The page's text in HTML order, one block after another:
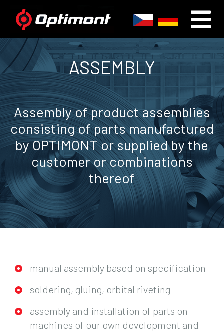
ASSEMBLY
Assembly of product assemblies
consisting of parts manufactured
by OPTIMONT or supplied by the
customer or combinations
thereof
manual assembly based on specification
soldering, gluing, orbital riveting
assembly and installation of parts on
machines of our own development and